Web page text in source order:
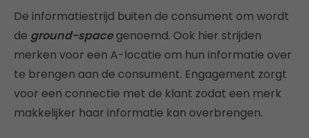
De informatiestrijd buiten de consument om wordt
de ground-spacegenoemd. Ook hier strijden
merken voor een A-locatie om hun informatie over
te brengen aan de consument. Engagement zorgt
voor een connectie met de klant zodat een merk
makkelijker haar informatie kan overbrengen.